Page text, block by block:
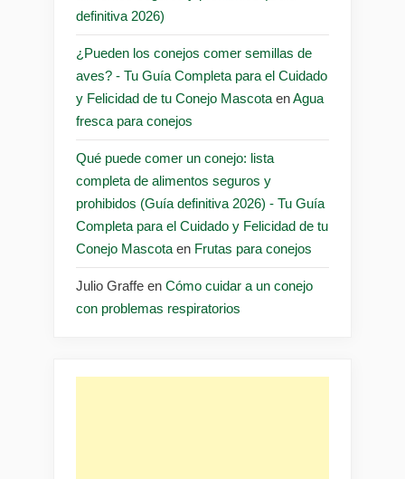
definitiva 2026)
¿Pueden los conejos comer semillas de
aves? - Tu Guía Completa para el Cuidado
y Felicidad de tu Conejo Mascota enAgua
fresca para conejos
Qué puede comer un conejo: lista
completa de alimentos seguros y
prohibidos (Guía definitiva 2026) - Tu Guía
Completa para el Cuidado y Felicidad de tu
Conejo Mascota en Frutas para conejos
Julio Graffe en Cómo cuidar a un conejo
con problemas respiratorios